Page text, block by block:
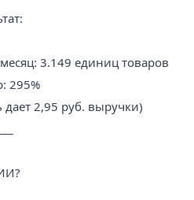
3.149 единиц товаров
295%
2,95 руб. выручки)